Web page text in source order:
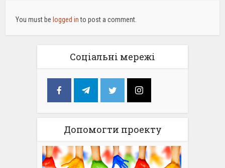
You must be logged into post a comment.
Соціальні мережі
Допомогти проекту